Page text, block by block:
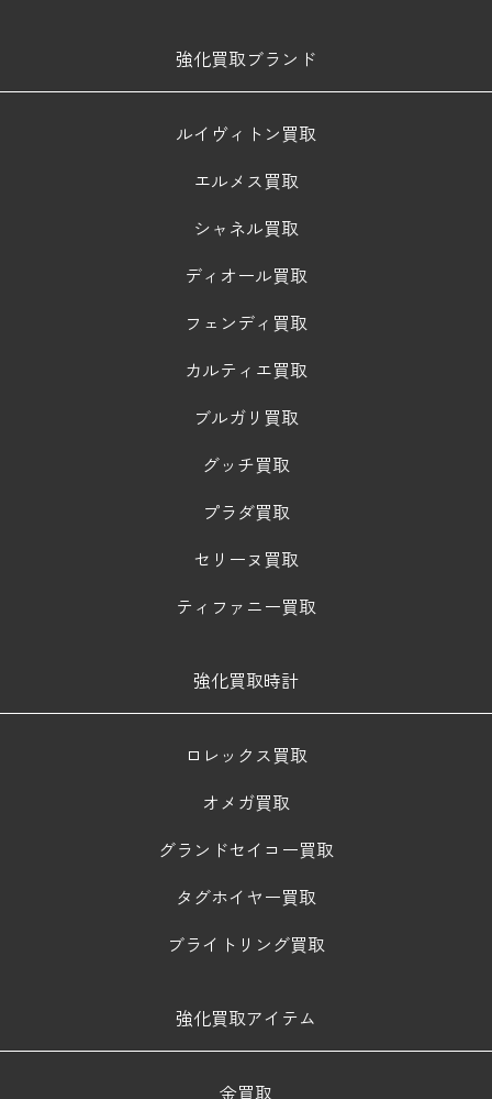
強化買取ブランド
ルイヴィトン買取
エルメス買取
シャネル買取
ディオール買取
フェンディ買取
カルティエ買取
ブルガリ買取
グッチ買取
プラダ買取
セリーヌ買取
ティファニー買取
強化買取時計
ロレックス買取
オメガ買取
グランドセイコー買取
タグホイヤー買取
ブライトリング買取
強化買取アイテム
金買取